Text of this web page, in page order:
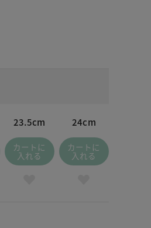
23.5cm
カートに
入れる
24cm
カートに
入れる